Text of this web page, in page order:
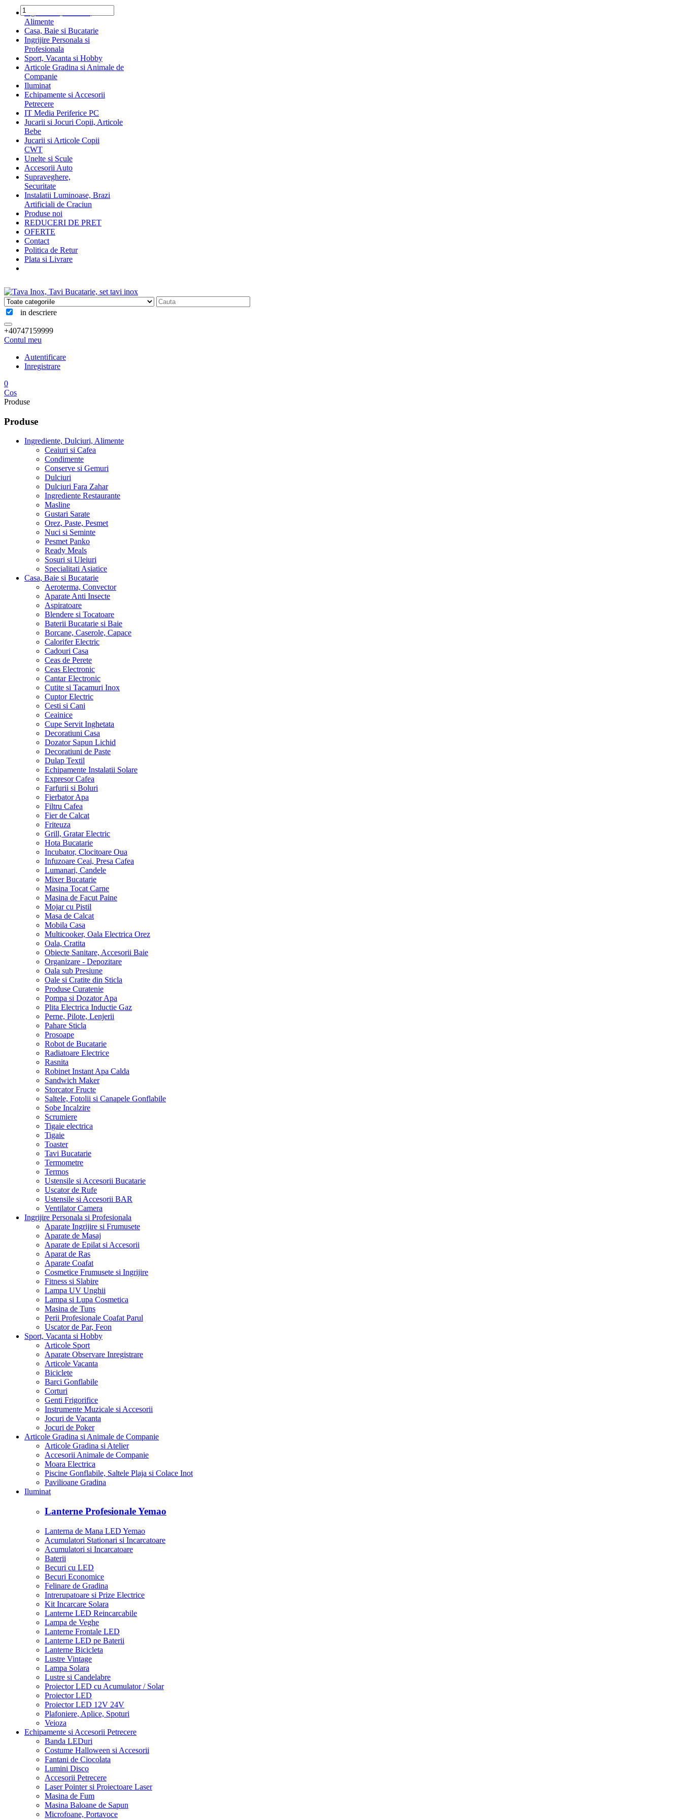
Ingrediente, Dulciuri,
Alimente
Casa, Baie si Bucatarie
Ingrijire Personala si
Profesionala
Sport, Vacanta si Hobby
Articole Gradina si Animale de
Companie
Iluminat
Echipamente si Accesorii
Petrecere
IT Media Periferice PC
Jucarii si Jocuri Copii, Articole
Bebe
Jucarii si Articole Copii
CWT
Unelte si Scule
Accesorii Auto
Supraveghere,
Securitate
Instalatii Luminoase, Brazi
Artificiali de Craciun
Produse noi
REDUCERI DE PRET
OFERTE
Contact
Politica de Retur
Plata si Livrare
in descriere
+40747159999
Contul meu
Autentificare
Inregistrare
0
Cos
Produse
Produse
Ingrediente, Dulciuri, Alimente
Ceaiuri si Cafea
Condimente
Conserve si Gemuri
Dulciuri
Dulciuri Fara Zahar
Ingrediente Restaurante
Masline
Gustari Sarate
Orez, Paste, Pesmet
Nuci si Seminte
Pesmet Panko
Ready Meals
Sosuri si Uleiuri
Specialitati Asiatice
Casa, Baie si Bucatarie
Aeroterma, Convector
Aparate Anti Insecte
Aspiratoare
Blendere si Tocatoare
Baterii Bucatarie si Baie
Borcane, Caserole, Capace
Calorifer Electric
Cadouri Casa
Ceas de Perete
Ceas Electronic
Cantar Electronic
Cutite si Tacamuri Inox
Cuptor Electric
Cesti si Cani
Ceainice
Cupe Servit Inghetata
Decoratiuni Casa
Dozator Sapun Lichid
Decoratiuni de Paste
Dulap Textil
Echipamente Instalatii Solare
Expresor Cafea
Farfurii si Boluri
Fierbator Apa
Filtru Cafea
Fier de Calcat
Friteuza
Grill, Gratar Electric
Hota Bucatarie
Incubator, Clocitoare Oua
Infuzoare Ceai, Presa Cafea
Lumanari, Candele
Mixer Bucatarie
Masina Tocat Carne
Masina de Facut Paine
Mojar cu Pistil
Masa de Calcat
Mobila Casa
Multicooker, Oala Electrica Orez
Oala, Cratita
Obiecte Sanitare, Accesorii Baie
Organizare - Depozitare
Oala sub Presiune
Oale si Cratite din Sticla
Produse Curatenie
Pompa si Dozator Apa
Plita Electrica Inductie Gaz
Perne, Pilote, Lenjerii
Pahare Sticla
Prosoape
Robot de Bucatarie
Radiatoare Electrice
Rasnita
Robinet Instant Apa Calda
Sandwich Maker
Storcator Fructe
Saltele, Fotolii si Canapele Gonflabile
Sobe Incalzire
Scrumiere
Tigaie electrica
Tigaie
Toaster
Tavi Bucatarie
Termometre
Termos
Ustensile si Accesorii Bucatarie
Uscator de Rufe
Ustensile si Accesorii BAR
Ventilator Camera
Ingrijire Personala si Profesionala
Aparate Ingrijire si Frumusete
Aparate de Masaj
Aparate de Epilat si Accesorii
Aparat de Ras
Aparate Coafat
Cosmetice Frumusete si Ingrijire
Fitness si Slabire
Lampa UV Unghii
Lampa si Lupa Cosmetica
Masina de Tuns
Perii Profesionale Coafat Parul
Uscator de Par, Feon
Sport, Vacanta si Hobby
Articole Sport
Aparate Observare Inregistrare
Articole Vacanta
Biciclete
Barci Gonflabile
Corturi
Genti Frigorifice
Instrumente Muzicale si Accesorii
Jocuri de Vacanta
Jocuri de Poker
Articole Gradina si Animale de Companie
Articole Gradina si Atelier
Accesorii Animale de Companie
Moara Electrica
Piscine Gonflabile, Saltele Plaja si Colace Inot
Pavilioane Gradina
Iluminat
Lanterne Profesionale Yemao
Lanterna de Mana LED Yemao
Acumulatori Stationari si Incarcatoare
Acumulatori si Incarcatoare
Baterii
Becuri cu LED
Becuri Economice
Felinare de Gradina
Intrerupatoare si Prize Electrice
Kit Incarcare Solara
Lanterne LED Reincarcabile
Lampa de Veghe
Lanterne Frontale LED
Lanterne LED pe Baterii
Lanterne Bicicleta
Lustre Vintage
Lampa Solara
Lustre si Candelabre
Proiector LED cu Acumulator / Solar
Proiector LED
Proiector LED 12V 24V
Plafoniere, Aplice, Spoturi
Veioza
Echipamente si Accesorii Petrecere
Banda LEDuri
Costume Halloween si Accesorii
Fantani de Ciocolata
Lumini Disco
Accesorii Petrecere
Laser Pointer si Proiectoare Laser
Masina de Fum
Masina Baloane de Sapun
Microfoane, Portavoce